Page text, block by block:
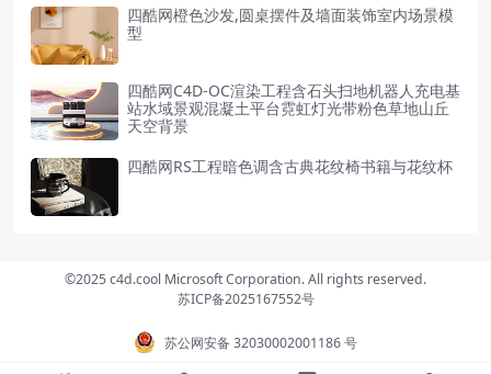
四酷网橙色沙发,圆桌摆件及墙面装饰室内场景模
型
四酷网C4D-OC渲染工程含石头扫地机器人充电基
站水域景观混凝土平台霓虹灯光带粉色草地山丘
天空背景
四酷网RS工程暗色调含古典花纹椅书籍与花纹杯
©2025 c4d.cool Microsoft Corporation. All rights reserved.
苏ICP备2025167552号
苏公网安备 32030002001186 号